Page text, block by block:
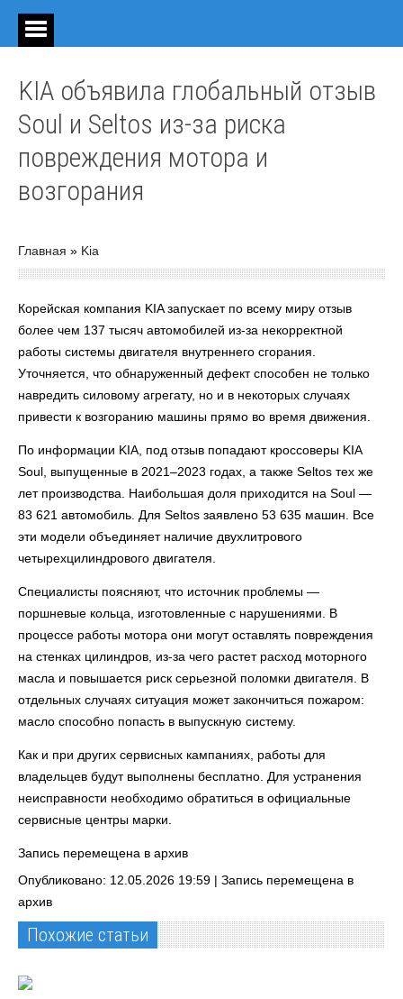
KIA объявила глобальный отзыв
Soul и Seltos из‑за риска
повреждения мотора и
возгорания
Главная » Kia
Корейская компания KIA запускает по всему миру отзыв
более чем 137 тысяч автомобилей из-за некорректной
работы системы двигателя внутреннего сгорания.
Уточняется, что обнаруженный дефект способен не только
навредить силовому агрегату, но и в некоторых случаях
привести к возгоранию машины прямо во время движения.
По информации KIA, под отзыв попадают кроссоверы KIA
Soul, выпущенные в 2021–2023 годах, а также Seltos тех же
лет производства. Наибольшая доля приходится на Soul —
83 621 автомобиль. Для Seltos заявлено 53 635 машин. Все
эти модели объединяет наличие двухлитрового
четырехцилиндрового двигателя.
Специалисты поясняют, что источник проблемы —
поршневые кольца, изготовленные с нарушениями. В
процессе работы мотора они могут оставлять повреждения
на стенках цилиндров, из-за чего растет расход моторного
масла и повышается риск серьезной поломки двигателя. В
отдельных случаях ситуация может закончиться пожаром:
масло способно попасть в выпускную систему.
Как и при других сервисных кампаниях, работы для
владельцев будут выполнены бесплатно. Для устранения
неисправности необходимо обратиться в официальные
сервисные центры марки.
Запись перемещена в архив
Опубликовано: 12.05.2026 19:59 | Запись перемещена в
архив
Похожие статьи